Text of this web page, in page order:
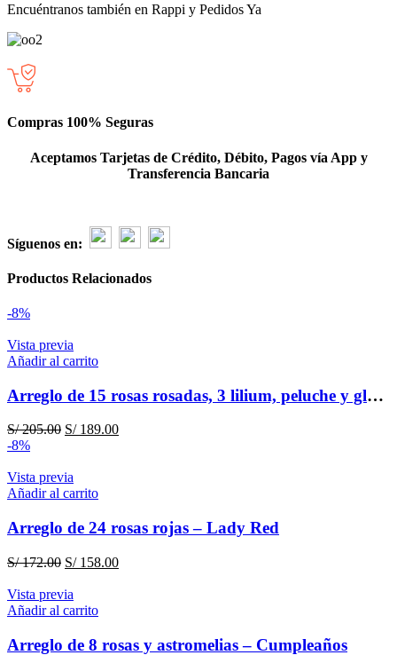
cantidad
Encuéntranos también en Rappi y Pedidos Ya
Compras 100% Seguras
Aceptamos Tarjetas de Crédito, Débito, Pagos vía App y
Transferencia Bancaria
Síguenos en:
Productos Relacionados
-8%
Vista previa
Añadir al carrito
Arreglo de 15 rosas rosadas, 3 lilium, peluche y globo – Cumpleaños
S/205.00 El
era:
S/ 205.00.
S/189.00El
-8%
Vista previa
Añadir al carrito
Arreglo de 24 rosas rojas – Lady Red
S/172.00 El
original
era:
S/158.00El
Vista previa
Añadir al carrito
Arreglo de 8 rosas y astromelias – Cumpleaños